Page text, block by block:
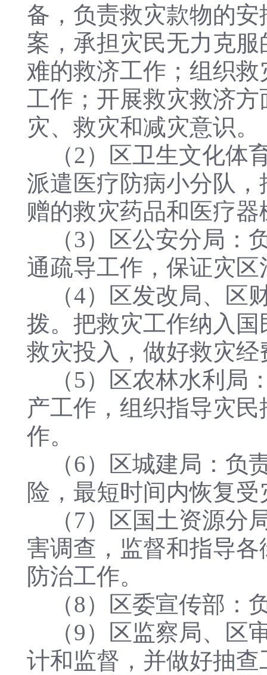
备，负责救灾款物的
案，承担灾民无力克
难的救济工作；组织
工作；开展救灾救济
灾、救灾和减灾意识。
（2）区卫生文化体
派遣医疗防病小分队
赠的救灾药品和医疗
（3）区公安分局：
通疏导工作，保证灾区
（4）区发改局、区
拨。把救灾工作纳入
救灾投入，做好救灾
（5）区农林水利局
产工作，组织指导灾
作。
（6）区城建局：负
险，最短时间内恢复
（7）区国土资源分
害调查，监督和指导
防治工作。
（8）区委宣传部：
（9）区监察局、区
计和监督，并做好抽查